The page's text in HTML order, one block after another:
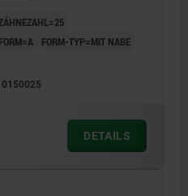
FORM=A
FORM-TYP=MIT NABE
DETAILS